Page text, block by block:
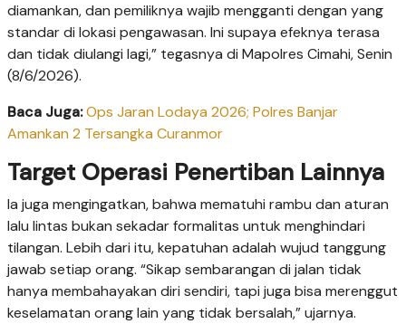
diamankan, dan pemiliknya wajib mengganti dengan yang
standar di lokasi pengawasan. Ini supaya efeknya terasa
dan tidak diulangi lagi,” tegasnya di Mapolres Cimahi, Senin
(8/6/2026).
Baca Juga:Ops Jaran Lodaya 2026; Polres Banjar
Amankan 2 Tersangka Curanmor
Target Operasi Penertiban Lainnya
Ia juga mengingatkan, bahwa mematuhi rambu dan aturan
lalu lintas bukan sekadar formalitas untuk menghindari
tilangan. Lebih dari itu, kepatuhan adalah wujud tanggung
jawab setiap orang. “Sikap sembarangan di jalan tidak
hanya membahayakan diri sendiri, tapi juga bisa merenggut
keselamatan orang lain yang tidak bersalah,” ujarnya.